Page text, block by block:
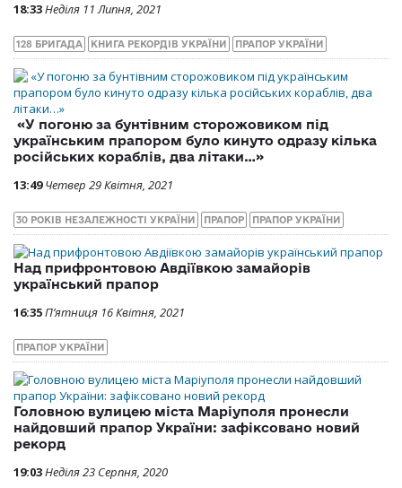
18:33Неділя 11 Липня, 2021
128 БРИГАДА КНИГА РЕКОРДІВ УКРАЇНИ ПРАПОР УКРАЇНИ
«У погоню за бунтівним сторожовиком під
українським прапором було кинуто одразу кілька
російських кораблів, два літаки…»
13:49 Четвер 29 Квітня, 2021
30 РОКІВ НЕЗАЛЕЖНОСТІ УКРАЇНИ ПРАПОР ПРАПОР УКРАЇНИ
Над прифронтовою Авдіївкою замайорів
український прапор
16:35П’ятниця 16 Квітня, 2021
ПРАПОР УКРАЇНИ
Головною вулицею міста Маріуполя пронесли
найдовший прапор України: зафіксовано новий
рекорд
19:03Неділя 23 Серпня, 2020